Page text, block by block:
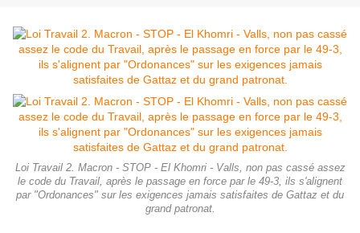
Loi Travail 2. Macron - STOP - El Khomri - Valls, non pas cassé assez
le code du Travail, après le passage en force par le 49-3, ils s'alignent
par "Ordonances" sur les exigences jamais satisfaites de Gattaz et du
grand patronat.